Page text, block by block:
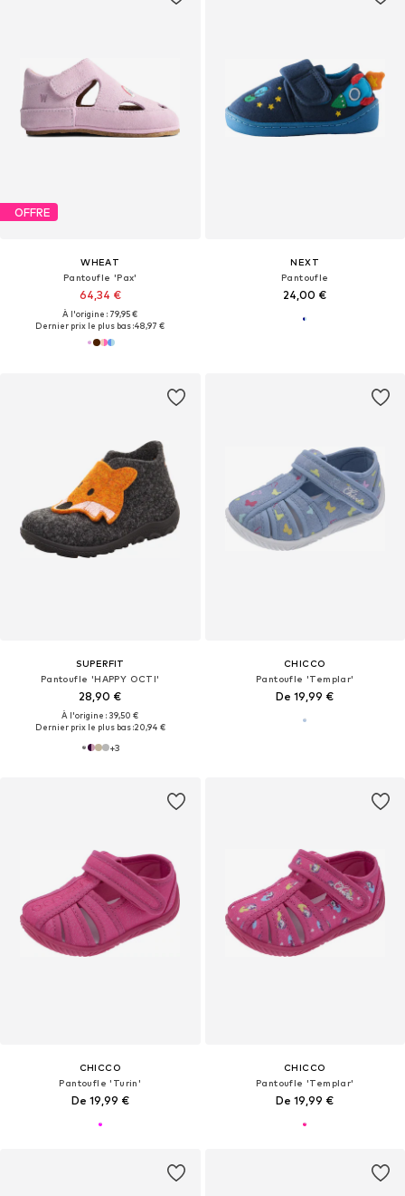
OFFRE
WHEAT
Pantoufle 'Pax'
64,34 €
À l'origine : 79,95 €
Dernier prix le plus bas :48,97 €
NEXT
Pantoufle
24,00 €
SUPERFIT
Pantoufle 'HAPPY OCTI'
28,90 €
À l'origine : 39,50 €
Dernier prix le plus bas :20,94 €
+3
CHICCO
Pantoufle 'Templar'
De 19,99 €
CHICCO
Pantoufle 'Turin'
De 19,99 €
CHICCO
Pantoufle 'Templar'
De 19,99 €